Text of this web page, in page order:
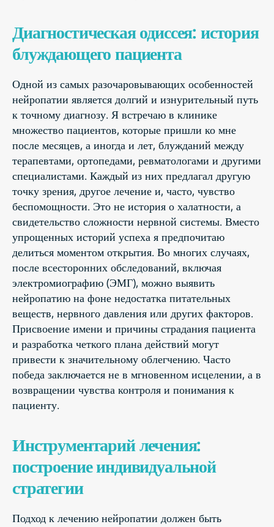
Диагностическая одиссея: история
блуждающего пациента
Одной из самых разочаровывающих особенностей
нейропатии является долгий и изнурительный путь
к точному диагнозу. Я встречаю в клинике
множество пациентов, которые пришли ко мне
после месяцев, а иногда и лет, блужданий между
терапевтами, ортопедами, ревматологами и другими
специалистами. Каждый из них предлагал другую
точку зрения, другое лечение и, часто, чувство
беспомощности. Это не история о халатности, а
свидетельство сложности нервной системы. Вместо
упрощенных историй успеха я предпочитаю
делиться моментом открытия. Во многих случаях,
после всесторонних обследований, включая
электромиографию (ЭМГ), можно выявить
нейропатию на фоне недостатка питательных
веществ, нервного давления или других факторов.
Присвоение имени и причины страдания пациента
и разработка четкого плана действий могут
привести к значительному облегчению. Часто
победа заключается не в мгновенном исцелении, а в
возвращении чувства контроля и понимания к
пациенту.
Инструментарий лечения:
построение индивидуальной
стратегии
Подход к лечению нейропатии должен быть